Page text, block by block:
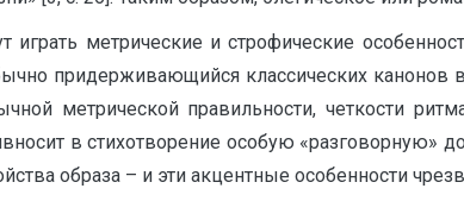
играть метрические и строфические
придерживающийся классических канонов
метрической правильности, четкости
в стихотворение особую «разговорную»
образа – и эти акцентные особенности